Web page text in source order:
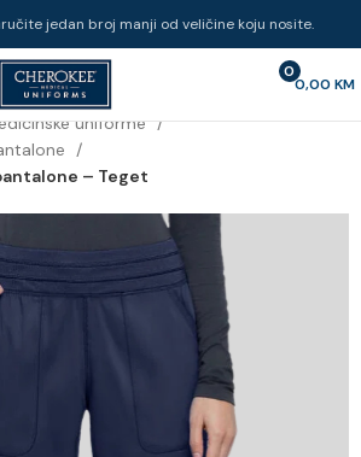
jedan broj manji od veličine koju nosite.
0
0,00 KM
uniforme
– Teget